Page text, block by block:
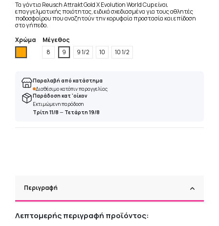
Τα γάντια Reusch Attrakt Gold X Evolution World Cup είναι
επαγγελματικής ποιότητας, ειδικά σχεδιασμένα για τους αθλητές
ποδοσφαίρου που αναζητούν την κορυφαία προστασία και επίδοση
στο γήπεδο.
Χρώμα
Πορτοκαλί
Μέγεθος
8
9 9 1/2 10 10 1/2
Παραλαβή από κατάστημα
Διαθέσιμο κατόπιν παραγγελίας
Παράδοση κατ 'οίκον
Εκτιμώμενη παράδοση
Τρίτη 11/8 — Τετάρτη 19/8
Περιγραφή
Λεπτομερής περιγραφή προϊόντος: